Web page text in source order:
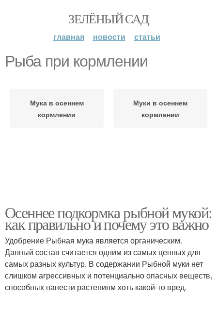
ЗЕЛЁНЫЙ САД
главная новости статьи
Рыба при кормлении
Мука в осеннем
кормлении
Муки в осеннем
кормлении
Осеннее подкормка рыбной мукой:
как правильно и почему это важно
Удобрение Рыбная мука является органическим.
Данный состав считается одним из самых ценных для
самых разных культур. В содержании Рыбной муки нет
слишком агрессивных и потенциально опасных веществ,
способных нанести растениям хоть какой-то вред.